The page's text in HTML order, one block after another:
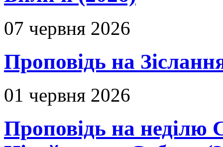
07 червня 2026
Проповідь на
01 червня 2026
Проповідь на неділю